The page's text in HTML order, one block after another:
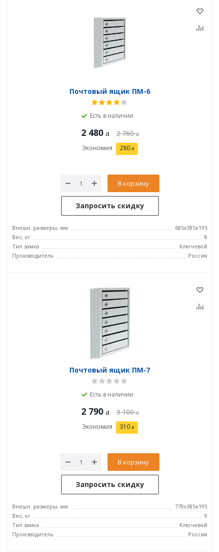
Почтовый ящик ПМ-6
Есть в наличии
2 480 2 760
Экономия 280
В корзину
Запросить скидку
Внешн. размеры, мм
685х385х195
Вес, кг
8
Тип замка
Ключевой
Производитель
Россия
Почтовый ящик ПМ-7
Есть в наличии
2 790 3 100
Экономия 310
В корзину
Запросить скидку
Внешн. размеры, мм
770х385х195
Вес, кг
9
Тип замка
Ключевой
Производитель
Россия